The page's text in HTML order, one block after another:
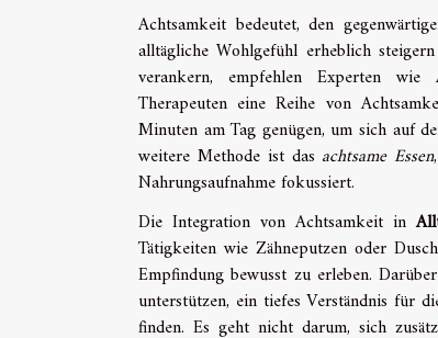
Achtsamkeit bedeutet, den
alltägliche Wohlgefühl erheblich
verankern, empfehlen Experten wie
Therapeuten eine Reihe von
Minuten am Tag genügen, um sich auf
weitere Methode ist das achtsame Essen
Nahrungsaufnahme fokussiert.
Die Integration von Achtsamkeit in
Tätigkeiten wie Zähneputzen oder
Empfindung bewusst zu erleben.
unterstützen, ein tiefes Verständnis für
finden. Es geht nicht darum, sich